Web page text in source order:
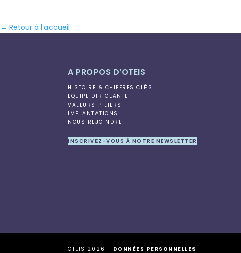
← Retour à l’accueil
A PROPOS D’OTEIS
HISTOIRE & CHIFFRES CLÉS
EQUIPE DIRIGEANTE
VALEURS PILIERS
IMPLANTATIONS
NOUS REJOINDRE
INSCRIVEZ-VOUS À NOTRE NEWSLETTER
OTEIS 2026 - DONNÉES PERSONNELLES